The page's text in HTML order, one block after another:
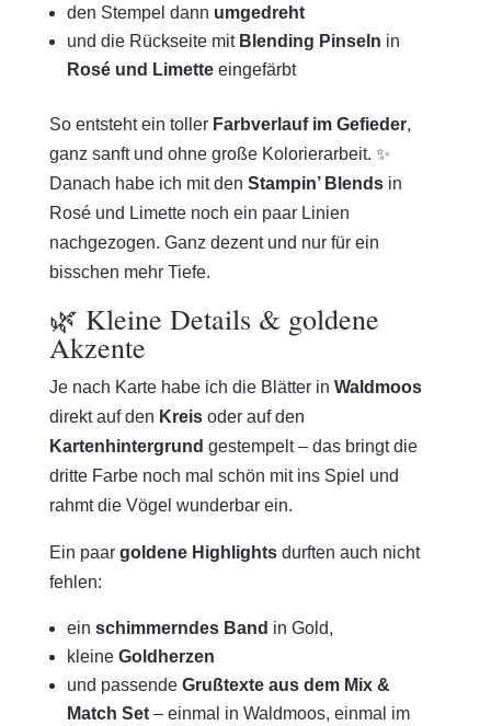
den Stempel dann umgedreht
und die Rückseite mit Blending Pinseln in
Rosé und Limetteeingefärbt
So entsteht ein toller Farbverlauf im Gefieder,
ganz sanft und ohne große Kolorierarbeit. ✨
Danach habe ich mit den Stampin’ Blendsin
Rosé und Limette noch ein paar Linien
nachgezogen. Ganz dezent und nur für ein
bisschen mehr Tiefe.
🌿 Kleine Details & goldene
Akzente
Je nach Karte habe ich die Blätter in Waldmoos
direkt auf den Kreisoder auf den
Kartenhintergrund gestempelt – das bringt die
dritte Farbe noch mal schön mit ins Spiel und
rahmt die Vögel wunderbar ein.
Ein paar goldene Highlightsdurften auch nicht
fehlen:
ein schimmerndes Band in Gold,
kleine Goldherzen
und passende Grußtexte aus dem Mix &
Match Set– einmal in Waldmoos, einmal im